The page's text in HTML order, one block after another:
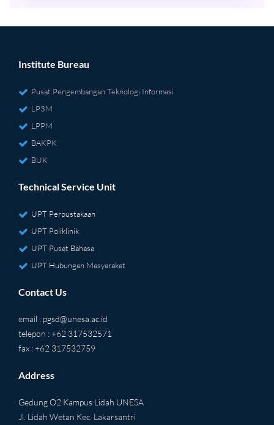
Institute Bureau
Pusat Pengembangan Teknologi Informasi
LP3M
LPPM
BAKPK
BUK
Technical Service Unit
UPT Perpustakaan
UPT Poliklinik
UPT Pusat Bahasa
UPT Hubungan Masyarakat
Contact Us
email : pgsd@unesa.ac.id
telepon : +62 317532571
fax : +62 317532759
Address
Gedung O2 Kampus Lidah UNESA
Jl. Lidah Wetan Kec. Lakarsantri